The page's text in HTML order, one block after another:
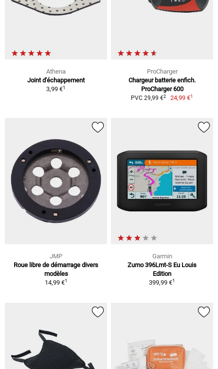
Athena
Joint d'échappement
3,99 €1
ProCharger
Chargeur batterie enfich.
ProCharger 600
PVC 29,99 €2 24,99 €1
JMP
Roue libre de démarrage divers
modèles
14,99 €1
Garmin
Zumo 396Lmt-S Eu Louis
Edition
399,99 €1